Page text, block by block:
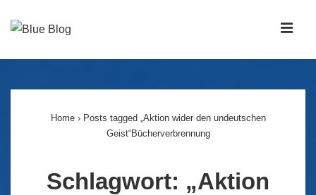
Zum
Navigation
Home › Posts tagged „Aktion wider den undeutschen
Geist“Bücherverbrennung
Schlagwort: „Aktion